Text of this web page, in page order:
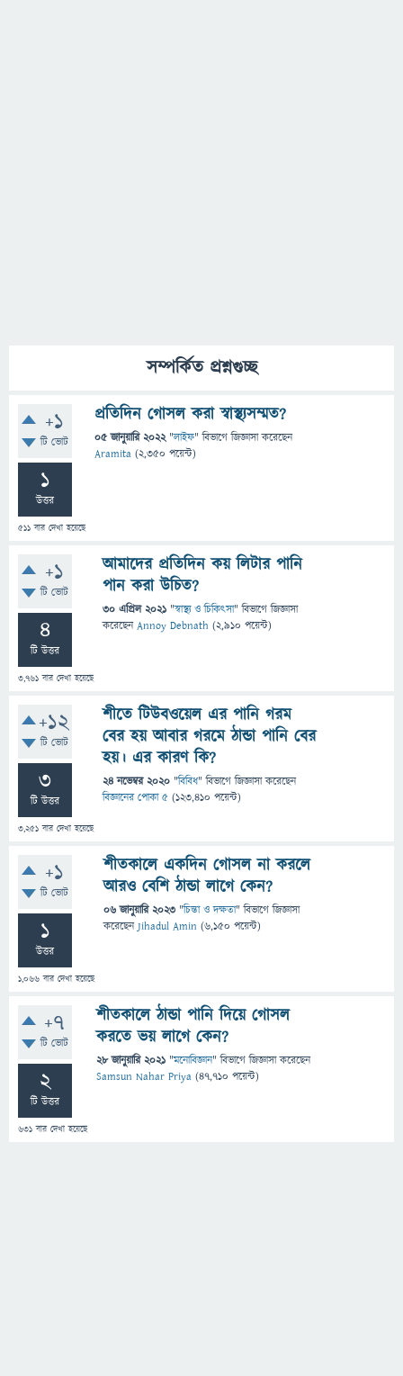
সম্পর্কিত প্রশ্নগুচ্ছ
+1
টি ভোট
1
উত্তর
511 বার দেখা হয়েছে
প্রতিদিন গোসল করা স্বাস্থ্যসম্মত?
05 জানুয়ারি 2022 "লাইফ" বিভাগে জিজ্ঞাসাকরেছেন
Aramita (2,350 পয়েন্ট)
+1
টি ভোট
4
টি উত্তর
3,761 বার দেখা হয়েছে
আমাদের প্রতিদিন কয় লিটার পানি
পান করা উচিত?
30 এপ্রিল 2021 "স্বাস্থ্য ও চিকিৎসা" বিভাগে জিজ্ঞাসা
করেছেনAnnoy Debnath (2,910 পয়েন্ট)
+12
টি ভোট
3
টি উত্তর
3,251 বার দেখা হয়েছে
শীতে টিউবওয়েল এর পানি গরম
বের হয় আবার গরমে ঠান্ডা পানি বের
হয়। এর কারণ কি?
24 নভেম্বর 2020 "বিবিধ" বিভাগে জিজ্ঞাসাকরেছেন
বিজ্ঞানের পোকা ৫ (123,410 পয়েন্ট)
+1
টি ভোট
1
উত্তর
1,066 বার দেখা হয়েছে
শীতকালে একদিন গোসল না করলে
আরও বেশি ঠান্ডা লাগে কেন?
06 জানুয়ারি 2023 "চিন্তা ও দক্ষতা" বিভাগে জিজ্ঞাসা
করেছেনJihadul Amin (6,150 পয়েন্ট)
+7
টি ভোট
2
টি উত্তর
631 বার দেখা হয়েছে
শীতকালে ঠান্ডা পানি দিয়ে গোসল
করতে ভয় লাগে কেন?
28 জানুয়ারি 2021 "মনোবিজ্ঞান" বিভাগে জিজ্ঞাসাকরেছেন
Samsun Nahar Priya (47,710 পয়েন্ট)